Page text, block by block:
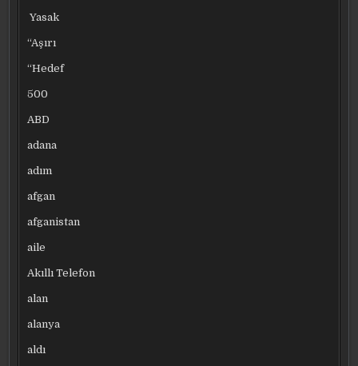
Yasak
“Aşırı
“Hedef
500
ABD
adana
adım
afgan
afganistan
aile
Akıllı Telefon
alan
alanya
aldı